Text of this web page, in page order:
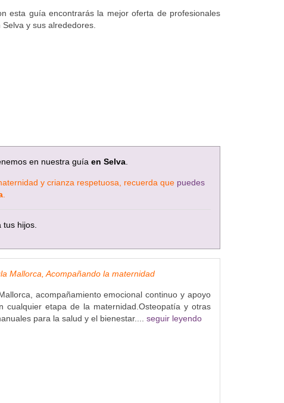
esta guía encontrarás la mejor oferta de profesionales
Selva y sus alrededores.
en nuestra guía en Selva.
y crianza respetuosa, recuerda que puedes
.
hijos.
Mallorca, Acompañando la maternidad
acompañamiento emocional continuo y apoyo
cualquier etapa de la maternidad.Osteopatía y otras
para la salud y el bienestar.... seguir leyendo